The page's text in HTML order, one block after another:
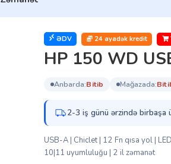
ƏDV 24 ayadək kredit
HP 150 WD
anbarda: bi̇ti̇b mağazada:
2-3 iş günü ərzində birbaşa
USB-A | Chiclet | 12 Fn qısa yol |
10|11 uyumluluğu | 2 il zəmanət